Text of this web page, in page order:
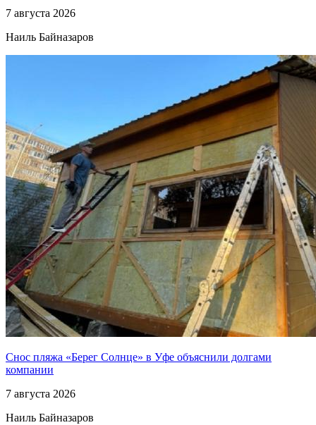
7 августа 2026
Наиль Байназаров
Снос пляжа «Берег Солнце» в Уфе объяснили долгами
компании
7 августа 2026
Наиль Байназаров